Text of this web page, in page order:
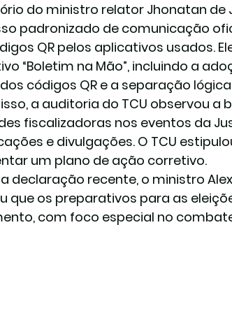
do ministro relator Jhonatan de
padronizado de comunicação
QR pelos aplicativos usados.
“Boletim na Mão”, incluindo a
códigos QR e a separação
a auditoria do TCU observou a
fiscalizadoras nos eventos da
e divulgações. O TCU
um plano de ação corretivo.
declaração recente, o ministro
que os preparativos para as
com foco especial no